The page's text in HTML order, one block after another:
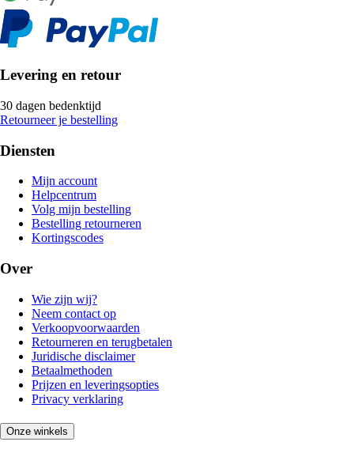
Levering en retour
30 dagen bedenktijd
Retourneer je bestelling
Diensten
Mijn account
Helpcentrum
Volg mijn bestelling
Bestelling retourneren
Kortingscodes
Over
Wie zijn wij?
Neem contact op
Verkoopvoorwaarden
Retourneren en terugbetalen
Juridische disclaimer
Betaalmethoden
Prijzen en leveringsopties
Privacy verklaring
Onze winkels